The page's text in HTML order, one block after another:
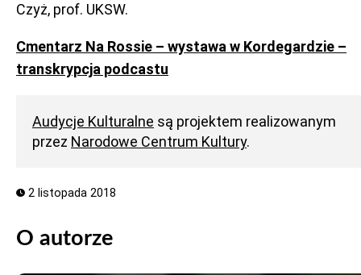
Czyż, prof. UKSW.
Cmentarz Na Rossie – wystawa w Kordegardzie –
transkrypcja podcastu
Audycje Kulturalne są projektem realizowanym
przez Narodowe Centrum Kultury.
2 listopada 2018
O autorze